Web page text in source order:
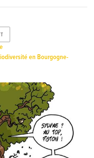
en Bourgogne-